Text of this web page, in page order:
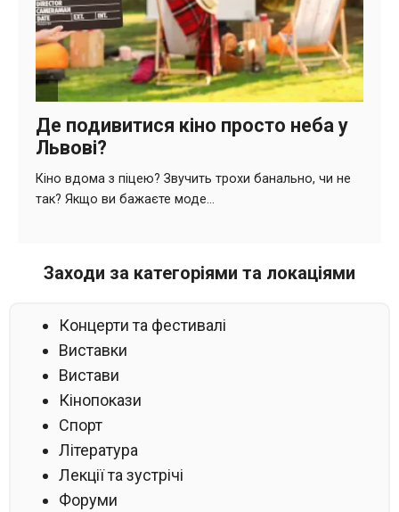
Заходи за категоріями та локаціями
Концерти та фестивалі
Виставки
Вистави
Кінопокази
Спорт
Література
Лекції та зустрічі
Форуми